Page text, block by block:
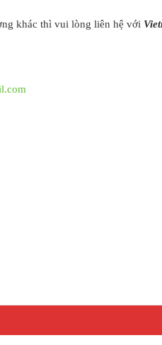
khác thì vui lòng liên hệ với